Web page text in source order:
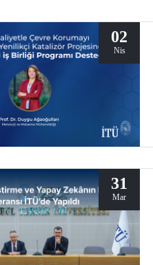
02
Nis
31
Mar